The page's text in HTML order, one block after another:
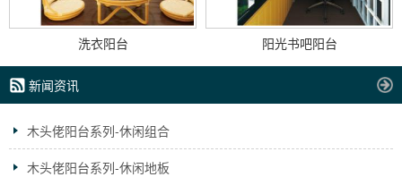
洗衣阳台 阳光书吧阳台
新闻资讯
木头佬阳台系列-休闲组合
木头佬阳台系列-休闲地板